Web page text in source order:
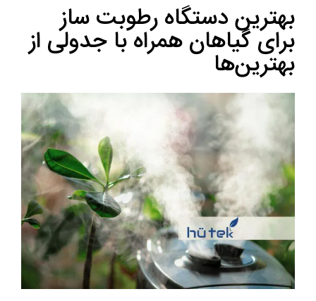
بهترین دستگاه‌ رطوبت ساز
برای گیاهان همراه با جدولی از
بهترین‌ها